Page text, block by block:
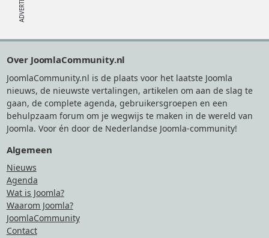
Over JoomlaCommunity.nl
JoomlaCommunity.nl is de plaats voor het laatste Joomla
nieuws, de nieuwste vertalingen, artikelen om aan de slag te
gaan, de complete agenda, gebruikersgroepen en een
behulpzaam forum om je wegwijs te maken in de wereld van
Joomla. Voor én door de Nederlandse Joomla-community!
Algemeen
Nieuws
Agenda
Wat is Joomla?
Waarom Joomla?
JoomlaCommunity
Contact